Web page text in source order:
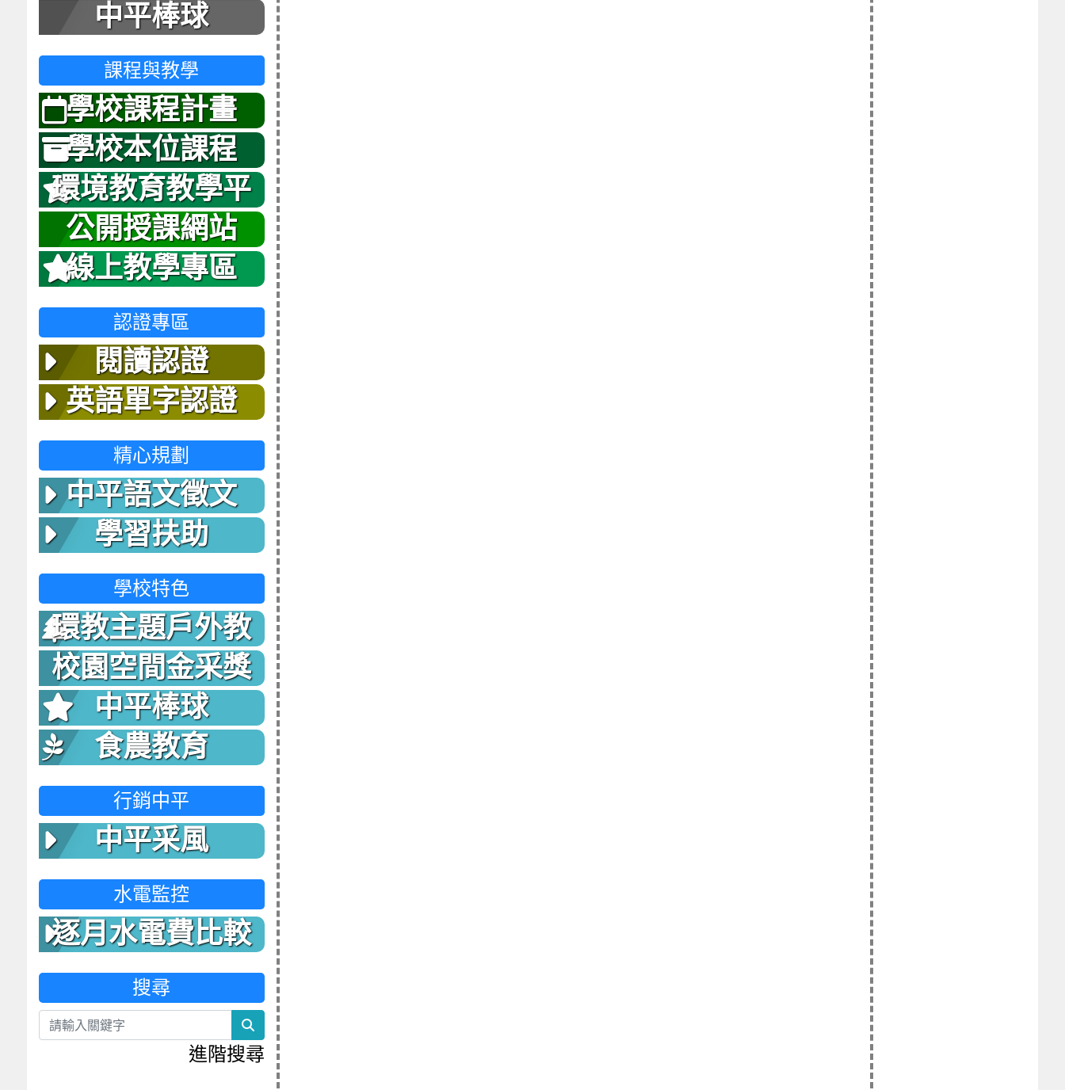
中平棒球
課程與教學
學校課程計畫
學校本位課程
環境教育教學平
台
公開授課網站
線上教學專區
認證專區
閱讀認證
英語單字認證
精心規劃
中平語文徵文
學習扶助
學校特色
環教主題戶外教
室
校園空間金采獎
中平棒球
食農教育
行銷中平
中平采風
水電監控
逐月水電費比較
表
搜尋
search
進階搜尋